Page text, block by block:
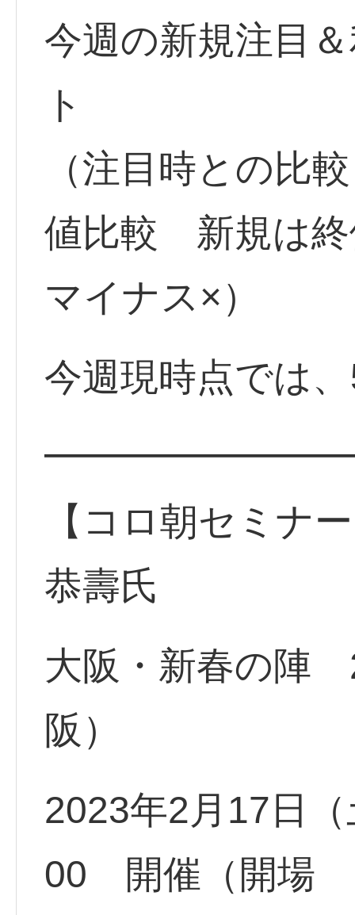
今週の新規注目
ト
（注目時との比
値比較 新規は
マイナス×）
今週現時点では
【コロ朝セミナ
恭壽氏
大阪・新春の陣
阪）
2023年2月17日
00 開催（開場